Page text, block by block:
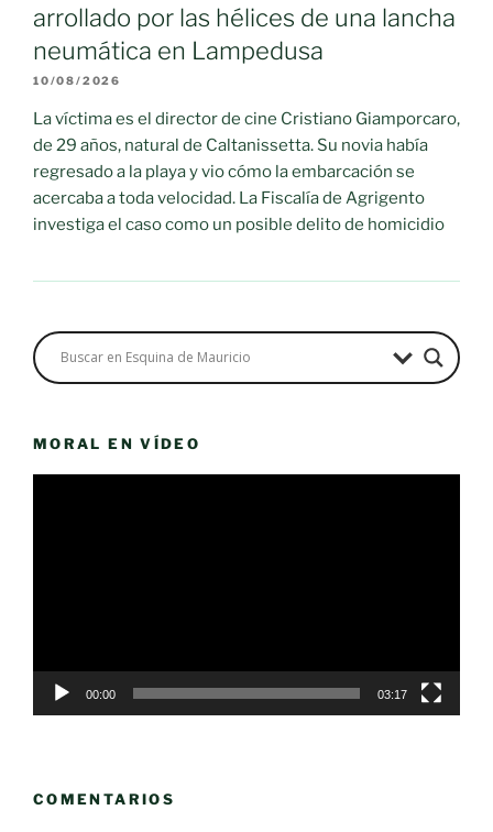
arrollado por las hélices de una lancha
neumática en Lampedusa
10/08/2026
La víctima es el director de cine Cristiano Giamporcaro,
de 29 años, natural de Caltanissetta. Su novia había
regresado a la playa y vio cómo la embarcación se
acercaba a toda velocidad. La Fiscalía de Agrigento
investiga el caso como un posible delito de homicidio
MORAL EN VÍDEO
00:00 03:17
COMENTARIOS